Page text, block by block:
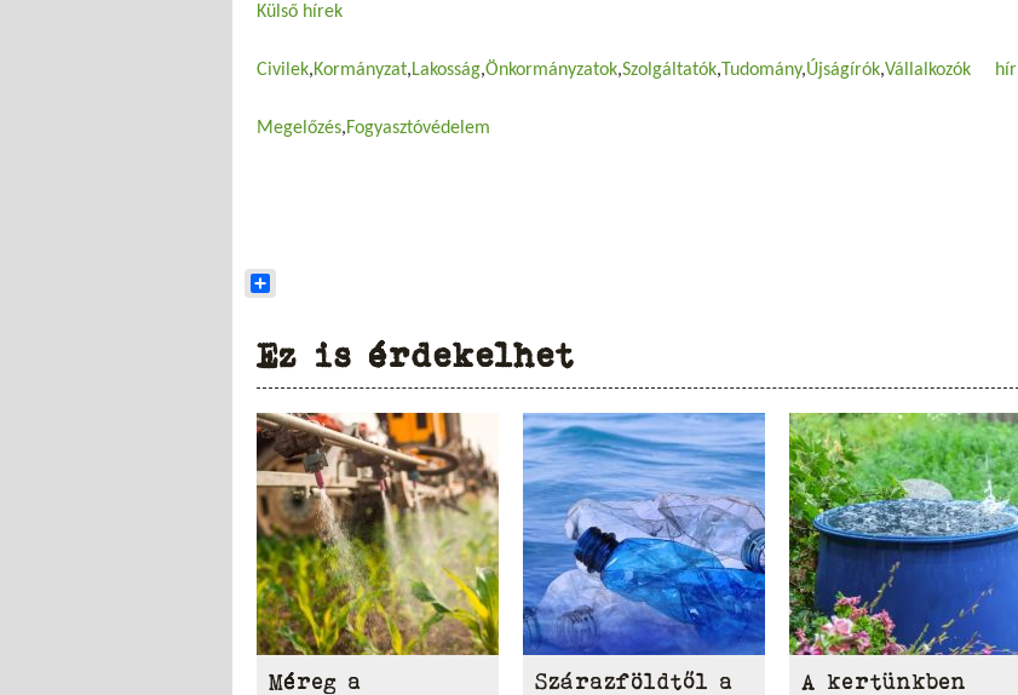
Külső hírek
Civilek Kormányzat Lakosság Önkormányzatok Szolgáltatók Tudomány Újságírók Vállalkozók hír
Megelőzés Fogyasztóvédelem
Ez is érdekelhet
Méreg a
Szárazföldtől a
A kertünkben